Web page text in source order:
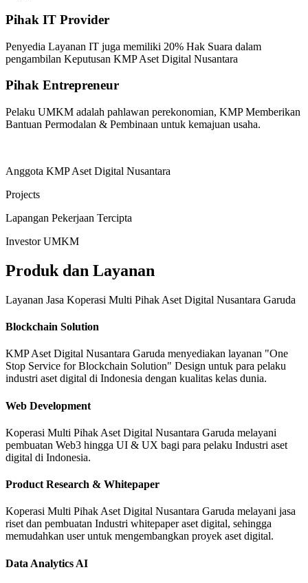
Pihak IT Provider
Penyedia Layanan IT juga memiliki 20% Hak Suara dalam
pengambilan Keputusan KMP Aset Digital Nusantara
Pihak Entrepreneur
Pelaku UMKM adalah pahlawan perekonomian, KMP Memberikan
Bantuan Permodalan & Pembinaan untuk kemajuan usaha.
Anggota KMP Aset Digital Nusantara
Projects
Lapangan Pekerjaan Tercipta
Investor UMKM
Produk dan Layanan
Layanan Jasa Koperasi Multi Pihak Aset Digital Nusantara Garuda
Blockchain Solution
KMP Aset Digital Nusantara Garuda menyediakan layanan "One
Stop Service for Blockchain Solution" Design untuk para pelaku
industri aset digital di Indonesia dengan kualitas kelas dunia.
Web Development
Koperasi Multi Pihak Aset Digital Nusantara Garuda melayani
pembuatan Web3 hingga UI & UX bagi para pelaku Industri aset
digital di Indonesia.
Product Research & Whitepaper
Koperasi Multi Pihak Aset Digital Nusantara Garuda melayani jasa
riset dan pembuatan Industri whitepaper aset digital, sehingga
memudahkan user untuk mengembangkan proyek aset digital.
Data Analytics AI